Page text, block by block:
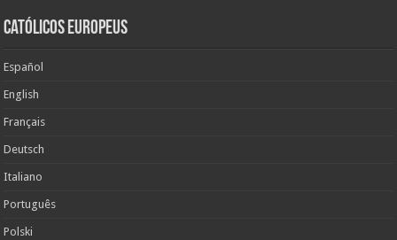
Católicos Europeus
Español
English
Français
Deutsch
Italiano
Português
Polski